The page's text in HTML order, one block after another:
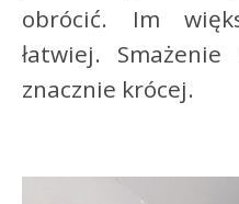
obrócić. Im
łatwiej.
znacznie krócej.